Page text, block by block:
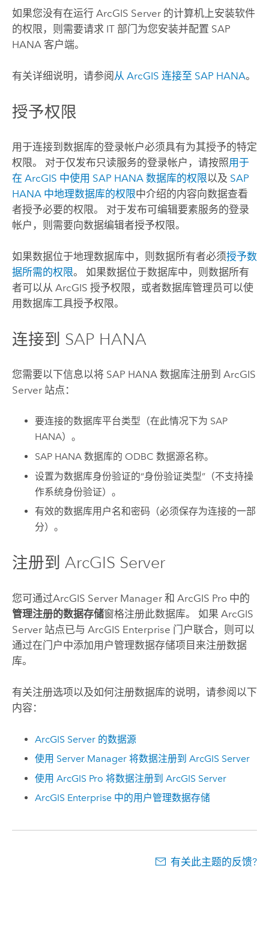
如果您没有在运行 ArcGIS Server的计算机上安装软件
的权限，则需要请求 IT 部门为您安装并配置 SAP
HANA客户端。
有关详细说明，请参阅 从 ArcGIS 连接至 SAP HANA。
授予权限
用于连接到数据库的登录帐户必须具有为其授予的特定
权限。 对于仅发布只读服务的登录帐户，请按照用于
在 ArcGIS 中使用 SAP HANA数据库的权限以及 SAP
HANA中地理数据库的权限中介绍的内容向数据查看
者授予必要的权限。 对于发布可编辑要素服务的登录
帐户，则需要向数据编辑者授予权限。
如果数据位于地理数据库中，则数据所有者必须授予数
据所需的权限。 如果数据位于数据库中，则数据所有
者可以从 ArcGIS 授予权限，或者数据库管理员可以使
用数据库工具授予权限。
连接到 SAP HANA
您需要以下信息以将 SAP HANA数据库注册到 ArcGIS
Server站点：
要连接的数据库平台类型（在此情况下为 SAP
HANA）。
SAP HANA 数据库的 ODBC 数据源名称。
设置为数据库身份验证的“身份验证类型”（不支持操
作系统身份验证）。
有效的数据库用户名和密码（必须保存为连接的一部
分）。
注册到 ArcGIS Server
您可通过ArcGIS Server Manager和 ArcGIS Pro中的
管理注册的数据存储窗格注册此数据库。 如果 ArcGIS
Server站点已与 ArcGIS Enterprise 门户联合，则可以
通过在门户中添加用户管理数据存储项目来注册数据
库。
有关注册选项以及如何注册数据库的说明，请参阅以下
内容：
ArcGIS Server 的数据源
使用 Server Manager 将数据注册到ArcGIS Server
使用ArcGIS Pro 将数据注册到ArcGIS Server
ArcGIS Enterprise 中的用户管理数据存储
有关此主题的反馈?